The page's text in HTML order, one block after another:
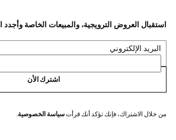
استقبال العروض الترويجية، والمبيعات الخاصة وأجدد
البريد الإلكتروني
اشترك الأن
من خلال الاشتراك، فإنك تؤكد أنك قرأتسياسة الخصوصية.